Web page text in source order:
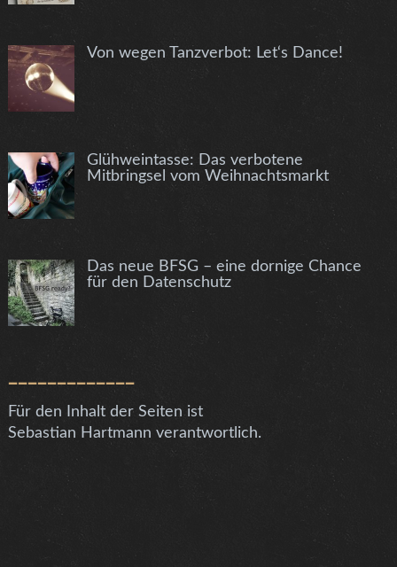
Von wegen Tanzverbot: Let‘s Dance!
Glühweintasse: Das verbotene
Mitbringsel vom Weihnachtsmarkt
Das neue BFSG – eine dornige Chance
für den Datenschutz
Für den Inhalt der Seiten ist
Sebastian Hartmann verantwortlich.